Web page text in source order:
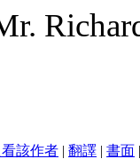
看該作者 | 翻譯 | 書面